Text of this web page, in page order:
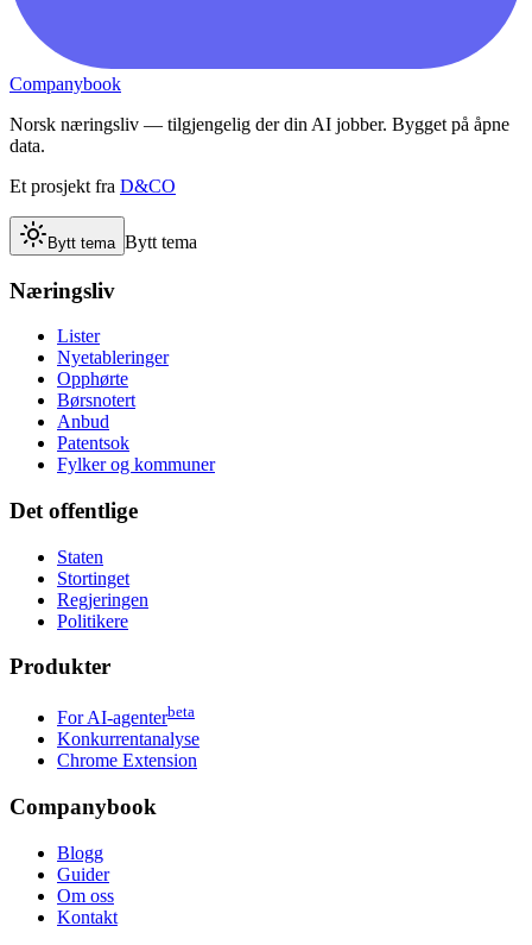
Companybook
Norsk næringsliv — tilgjengelig der din AI jobber. Bygget på åpne
data.
Et prosjekt fra D&CO
Bytt tema Bytt tema
Næringsliv
Lister
Nyetableringer
Opphørte
Børsnotert
Anbud
Patentsok
Fylker og kommuner
Det offentlige
Staten
Stortinget
Regjeringen
Politikere
Produkter
For AI-agenterbeta
Konkurrentanalyse
Chrome Extension
Companybook
Blogg
Guider
Om oss
Kontakt